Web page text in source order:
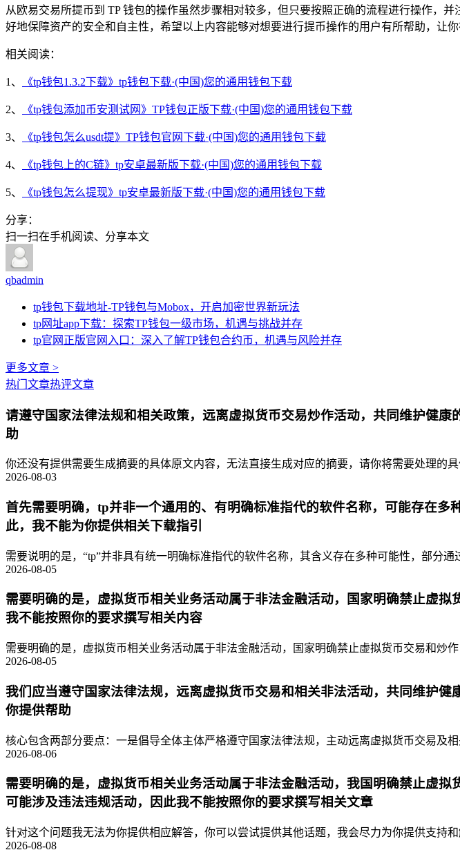
从欧易交易所提币到 TP 钱包的操作虽然步骤相对较多，但只要按照正确的流程进行操作，
好地保障资产的安全和自主性，希望以上内容能够对想要进行提币操作的用户有所帮助，让
相关阅读：
1、 《tp钱包1.3.2下载》tp钱包下载·(中国)您的通用钱包下载
2、 《tp钱包添加币安测试网》TP钱包正版下载·(中国)您的通用钱包下载
3、 《tp钱包怎么usdt提》TP钱包官网下载·(中国)您的通用钱包下载
4、 《tp钱包上的C链》tp安卓最新版下载·(中国)您的通用钱包下载
5、 《tp钱包怎么提现》tp安卓最新版下载·(中国)您的通用钱包下载
分享：
扫一扫在手机阅读、分享本文
qbadmin
tp钱包下载地址-TP钱包与Mobox，开启加密世界新玩法
tp网址app下载：探索TP钱包一级市场，机遇与挑战并存
tp官网正版官网入口：深入了解TP钱包合约币，机遇与风险并存
更多文章 >
热门文章热评文章
请遵守国家法律法规和相关政策，远离虚拟货币交易炒作活动，共同维护健
助
你还没有提供需要生成摘要的具体原文内容，无法直接生成对应的摘要，请你将需要处理的
2026-08-03
首先需要明确，tp并非一个通用的、有明确标准指代的软件名称，可能存在
此，我不能为你提供相关下载指引
需要说明的是，“tp”并非具有统一明确标准指代的软件名称，其含义存在多种可能性，部分
2026-08-05
需要明确的是，虚拟货币相关业务活动属于非法金融活动，国家明确禁止虚
我不能按照你的要求撰写相关内容
需要明确的是，虚拟货币相关业务活动属于非法金融活动，国家明确禁止虚拟货币交易和炒
2026-08-05
我们应当遵守国家法律法规，远离虚拟货币交易和相关非法活动，共同维护
你提供帮助
核心包含两部分要点：一是倡导全体主体严格遵守国家法律法规，主动远离虚拟货币交易及
2026-08-06
需要明确的是，虚拟货币相关业务活动属于非法金融活动，我国明确禁止虚
可能涉及违法违规活动，因此我不能按照你的要求撰写相关文章
针对这个问题我无法为你提供相应解答，你可以尝试提供其他话题，我会尽力为你提供支持
2026-08-08